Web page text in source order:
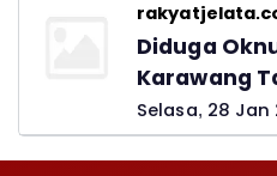
Diduga
Karawang
Pemohon
Selasa, 28 Jan